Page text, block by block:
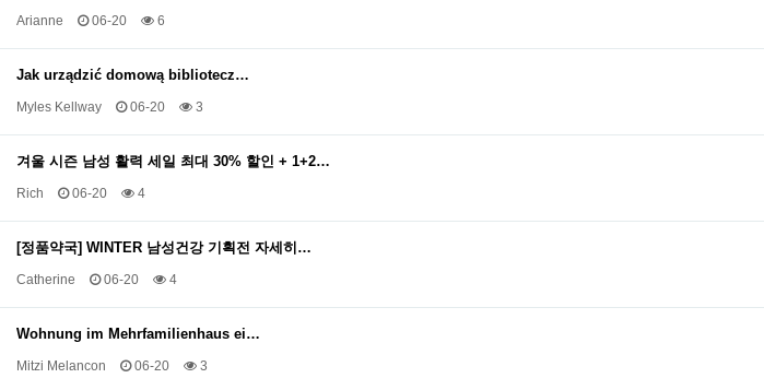
Arianne 06-20 6
Jak urządzić domową bibliotecz…
Myles Kellway 06-20 3
겨울 시즌 남성 활력 세일 최대 30% 할인 + 1+2…
Rich 06-20 4
[정품약국] WINTER 남성건강 기획전 자세히…
Catherine 06-20 4
Wohnung im Mehrfamilienhaus ei…
Mitzi Melancon 06-20 3